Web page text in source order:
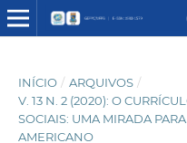
INÍCIO / ARQUIVOS /
V. 13 N. 2 (2020): O
SOCIAIS: UMA MIRADA
AMERICANO